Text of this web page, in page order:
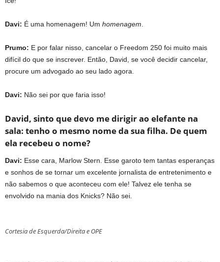
Davi: É uma homenagem! Um homenagem
Prumo: E por falar nisso, cancelar o Freedom 250 foi muito mais
difícil do que se inscrever. Então, David, se você decidir cancelar,
procure um advogado ao seu lado agora.
Davi: Não sei por que faria isso!
David, sinto que devo me dirigir ao elefante na
sala: tenho o mesmo nome da sua filha. De quem
ela recebeu o nome?
Davi: Esse cara, Marlow Stern. Esse garoto tem tantas esperanças
e sonhos de se tornar um excelente jornalista de entretenimento e
não sabemos o que aconteceu com ele! Talvez ele tenha se
envolvido na mania dos Knicks? Não sei.
Cortesia de Esquerda/Direita e OPE